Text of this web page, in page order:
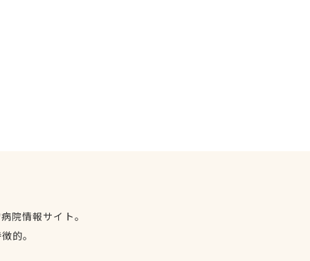
院情報サイト。
的。